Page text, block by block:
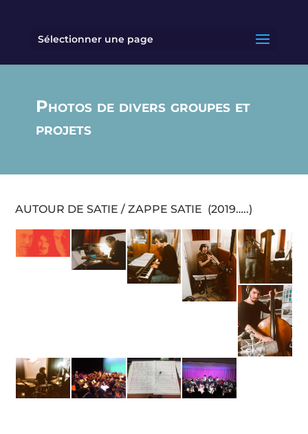
Sélectionner une page
Photos de divers groupes et
projets
AUTOUR DE SATIE / ZAPPE SATIE (2019…..)